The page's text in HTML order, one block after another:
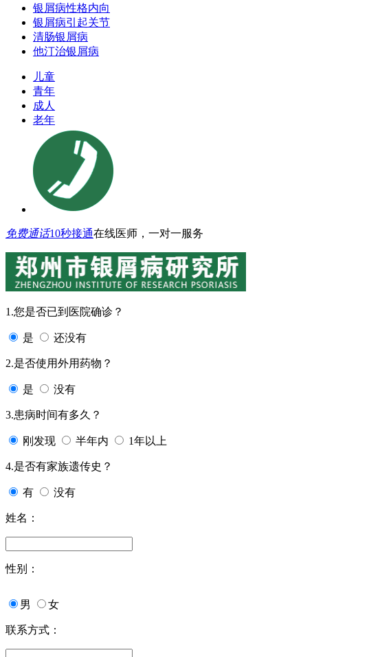
银屑病性格内向
银屑病引起关节
清肠银屑病
他汀治银屑病
儿童
青年
成人
老年
免费通话10秒接通在线医师，一对一服务
1.您是否已到医院确诊？
是 还没有
2.是否使用外用药物？
是 没有
3.患病时间有多久？
刚发现 半年内 1年以上
4.是否有家族遗传史？
有 没有
姓名：
性别：
男 女
联系方式：